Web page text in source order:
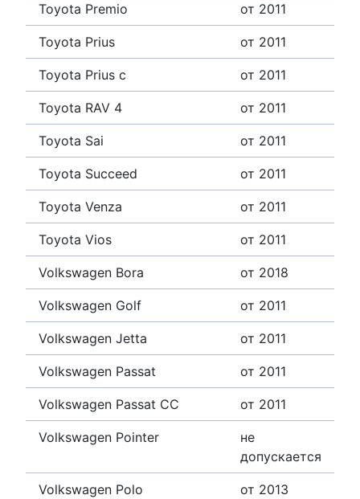
Toyota Premio от 2011
Toyota Prius от 2011
Toyota Prius c от 2011
Toyota RAV 4 от 2011
Toyota Sai от 2011
Toyota Succeed от 2011
Toyota Venza от 2011
Toyota Vios от 2011
Volkswagen Bora от 2018
Volkswagen Golf от 2011
Volkswagen Jetta от 2011
Volkswagen Passat от 2011
Volkswagen Passat CC от 2011
Volkswagen Pointer
не
допускается
Volkswagen Polo от 2013